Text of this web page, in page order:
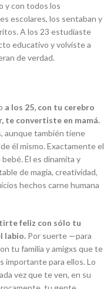
y con todos los
escolares, los sentaban y
A los 23 estudiaste
educativo y volviste a
de verdad.
a los 25, con tu cerebro
te convertiste en mamá.
aunque también tiene
él mismo. Exactamente el
Él es dinamita y
de magia, creatividad,
hechos carne humana
feliz con sólo tu
labio. Por suerte —para
tu familia y amigxs que te
importante para ellos. Lo
vez que te ven, en su